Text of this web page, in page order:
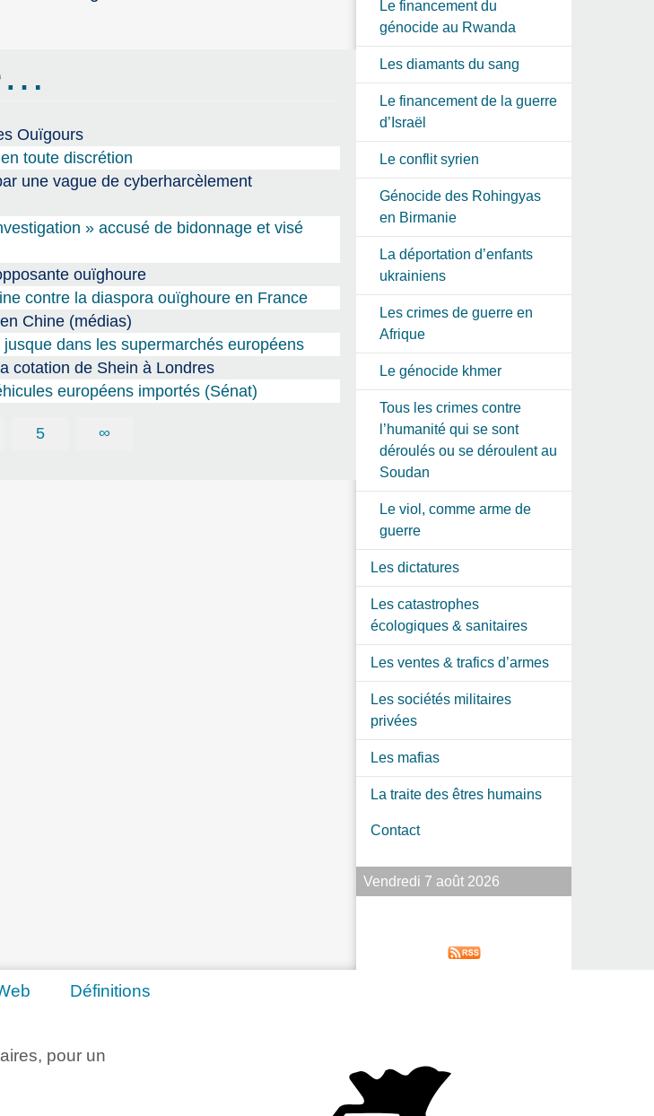
Ouïgours
toute discrétion
une vague de cyberharcèlement
» accusé de bidonnage et visé
ouïghoure
contre la diaspora ouïghoure en France
Chine (médias)
dans les supermarchés européens
cotation de Shein à Londres
européens importés (Sénat)
5 ∞
Le financement du
génocide au Rwanda
Les diamants du sang
Le financement de la guerre
d’Israël
Le conflit syrien
Génocide des Rohingyas
en Birmanie
La déportation d’enfants
ukrainiens
Les crimes de guerre en
Afrique
Le génocide khmer
Tous les crimes contre
l’humanité qui se sont
déroulés ou se déroulent au
Soudan
Le viol, comme arme de
guerre
Les dictatures
Les catastrophes
écologiques & sanitaires
Les ventes & trafics d’armes
Les sociétés militaires
privées
Les mafias
La traite des êtres humains
Contact
Vendredi 7 août 2026
Définitions
pour un